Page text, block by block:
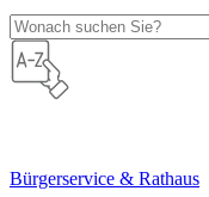
Bürgerservice & Rathaus